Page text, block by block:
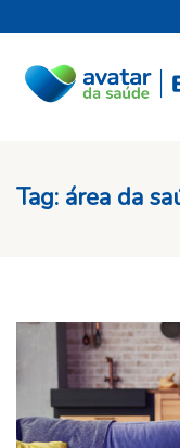
Tag: área da